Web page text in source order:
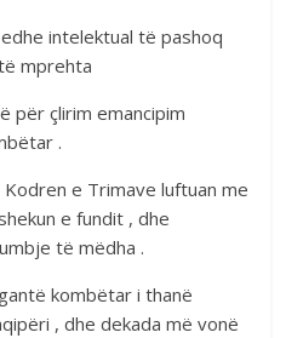
intelektual të pashoq
mprehta
për çlirim emancipim
.
e Trimave luftuan me
e fundit , dhe
të mëdha .
kombëtar i thanë
, dhe dekada më vonë